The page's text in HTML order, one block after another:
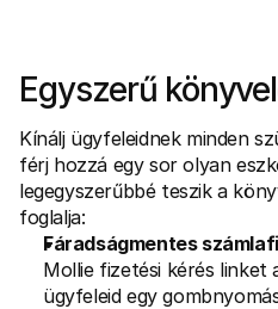
Egyszerű
Kínálj ügyfeleidnek minden
férj hozzá egy sor olyan
legegyszerűbbé teszik a
foglalja:
Fáradságmentes
Mollie fizetési kérés linket
ügyfeleid egy
Fedezze fel, hogyan